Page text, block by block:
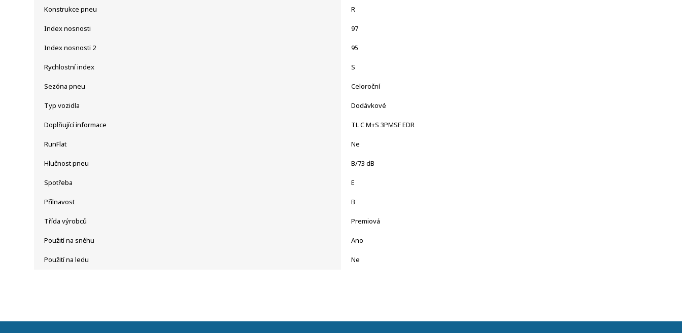
Konstrukce pneu R
Index nosnosti 97
Index nosnosti 2 95
Rychlostní index S
Sezóna pneu Celoroční
Typ vozidla Dodávkové
Doplňující informace TL C M+S 3PMSF EDR
RunFlat Ne
Hlučnost pneu B/73 dB
Spotřeba E
Přilnavost B
Třída výrobců Premiová
Použití na sněhu Ano
Použití na ledu Ne